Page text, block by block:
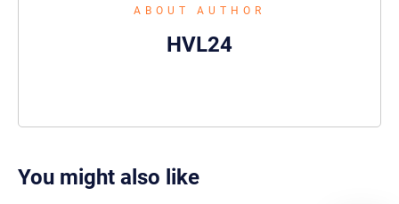
ABOUT AUTHOR
HVL24
You might also like